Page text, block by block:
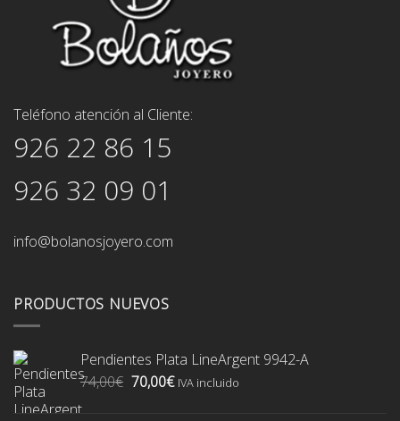
Teléfono atención al Cliente:
926 22 86 15
926 32 09 01
info@bolanosjoyero.com
PRODUCTOS NUEVOS
Pendientes Plata LineArgent 9942-A
74,00€ El
70,00€ElIVA incluido